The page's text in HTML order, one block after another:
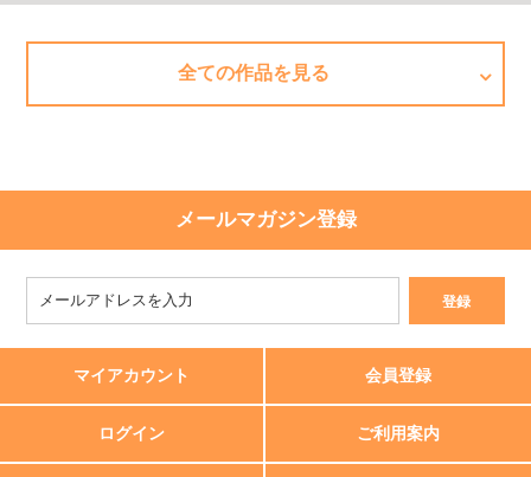
全ての作品を見る
メールマガジン登録
マイアカウント 会員登録
ログイン ご利用案内